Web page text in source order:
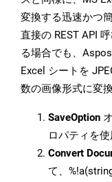
変換する迅速かつ
直接の REST API
る場合でも、
Excel シートを
数の画像形式に変
SaveOption
ロパティを
Convert
て、